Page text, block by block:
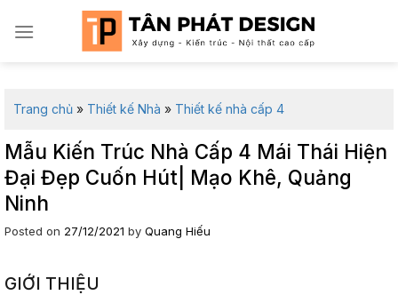
Trang chủ » Thiết kế Nhà » Thiết kế nhà cấp 4
Mẫu Kiến Trúc Nhà Cấp 4 Mái Thái Hiện
Đại Đẹp Cuốn Hút| Mạo Khê, Quảng
Ninh
Posted on 27/12/2021 by Quang Hiếu
GIỚI THIỆU